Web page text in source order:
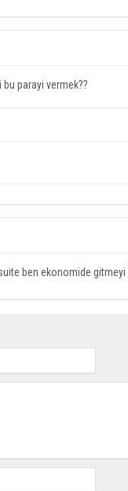
parayi vermek??
ben ekonomide